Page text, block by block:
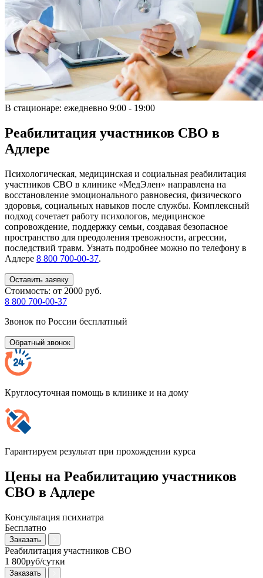
В стационаре: ежедневно 9:00 - 19:00
Реабилитация участников СВО в
Адлере
Психологическая, медицинская и социальная реабилитация
участников СВО в клинике «МедЭлен» направлена на
восстановление эмоционального равновесия, физического
здоровья, социальных навыков после службы. Комплексный
подход сочетает работу психологов, медицинское
сопровождение, поддержку семьи, создавая безопасное
пространство для преодоления тревожности, агрессии,
последствий травм. Узнать подробнее можно по телефону в
Адлере 8 800 700-00-37.
Оставить заявку
Стоимость: от 2000 руб.
8 800 700-00-37
Звонок по России бесплатный
Обратный звонок
Круглосуточная помощь в клинике и на дому
Гарантируем результат при прохождении курса
Цены на Реабилитацию участников
СВО в Адлере
Консультация психиатра
Бесплатно
Заказать
Реабилитация участников СВО
1 800руб/сутки
Заказать